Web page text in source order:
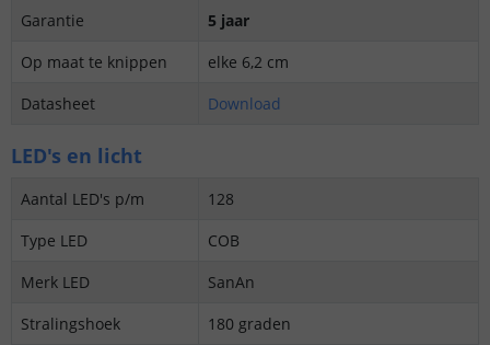
Garantie
5 jaar
Op maat te knippen
elke 6,2 cm
Datasheet
Download
LED's en licht
Aantal LED's p/m
128
Type LED
COB
Merk LED
SanAn
Stralingshoek
180 graden